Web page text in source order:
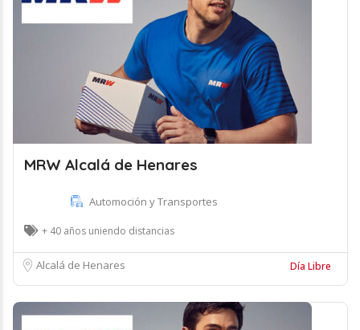
MRW Alcalá de Henares
Automoción y Transportes
+ 40 años uniendo distancias
Alcalá de Henares Día Libre